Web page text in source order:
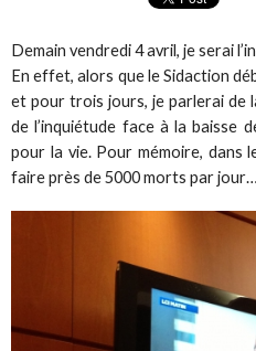
Demain vendredi 4 avril, je serai
En effet, alors que le Sidaction
et pour trois jours, je parlerai de
de l’inquiétude face à la baisse
pour la vie. Pour mémoire, dans
faire près de 5000 morts par jour…